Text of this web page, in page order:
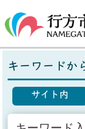
キーワードか
サイト内